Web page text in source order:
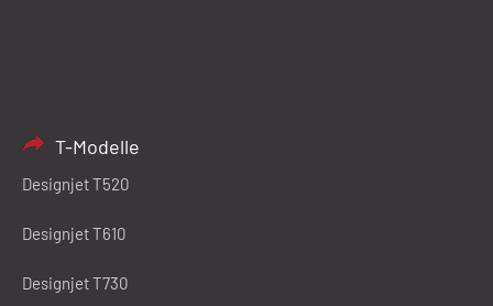
T-Modelle
Designjet T520
Designjet T610
Designjet T730